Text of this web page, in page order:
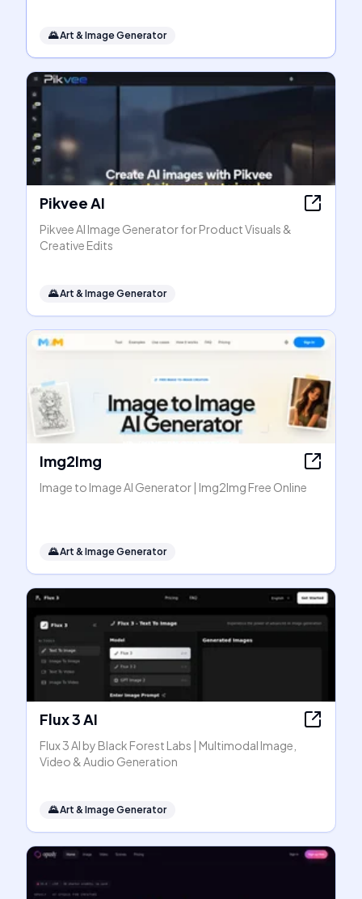
🌄Art & Image Generator
Pikvee AI
Pikvee AI Image Generator for Product Visuals &
Creative Edits
🌄Art & Image Generator
Img2Img
Image to Image AI Generator | Img2Img Free Online
🌄Art & Image Generator
Flux 3 AI
Flux 3 AI by Black Forest Labs | Multimodal Image,
Video & Audio Generation
🌄Art & Image Generator